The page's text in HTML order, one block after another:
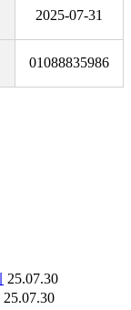
2025-07-31
01088835986
25.07.30
25.07.30